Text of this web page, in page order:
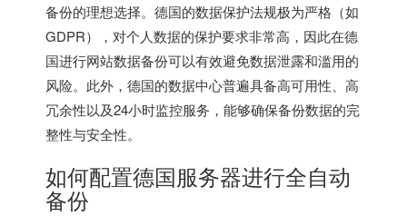
备份的理想选择。德国的数据保护法规极为严格（如
GDPR），对个人数据的保护要求非常高，因此在德
国进行网站数据备份可以有效避免数据泄露和滥用的
风险。此外，德国的数据中心普遍具备高可用性、高
冗余性以及24小时监控服务，能够确保备份数据的完
整性与安全性。
如何配置德国服务器进行全自动
备份